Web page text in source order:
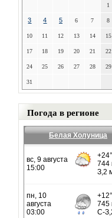
1
3 4 5 6 7 8
10 11 12 13 14 15
17 18 19 20 21 22
24 25 26 27 28 29
31
Погода в регионе
Белая Холуница